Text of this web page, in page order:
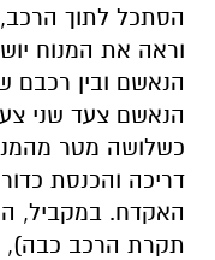
הסתכל לתוך
וראה את המנוח
הנאשם ובין רכבם
הנאשם צעד שני
כשלושה מטר
דריכה והכנסת
האקדח. במקביל,
תקרת הרכב כבה),